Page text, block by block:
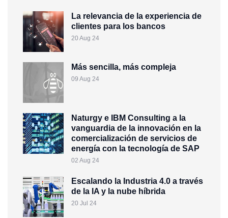
La relevancia de la experiencia de
clientes para los bancos
20 Aug 24
Más sencilla, más compleja
09 Aug 24
Naturgy e IBM Consulting a la
vanguardia de la innovación en la
comercialización de servicios de
energía con la tecnología de SAP
02 Aug 24
Escalando la Industria 4.0 a través
de la IA y la nube híbrida
20 Jul 24